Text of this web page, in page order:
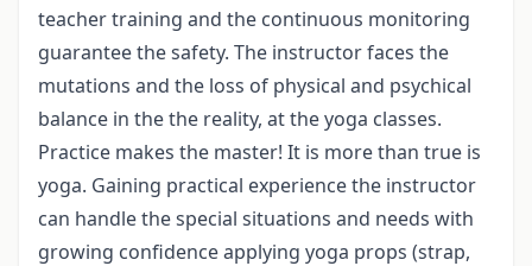
teacher training and the continuous monitoring
guarantee the safety. The instructor faces the
mutations and the loss of physical and psychical
balance in the the reality, at the yoga classes.
Practice makes the master! It is more than true is
yoga. Gaining practical experience the instructor
can handle the special situations and needs with
growing confidence applying yoga props (strap,